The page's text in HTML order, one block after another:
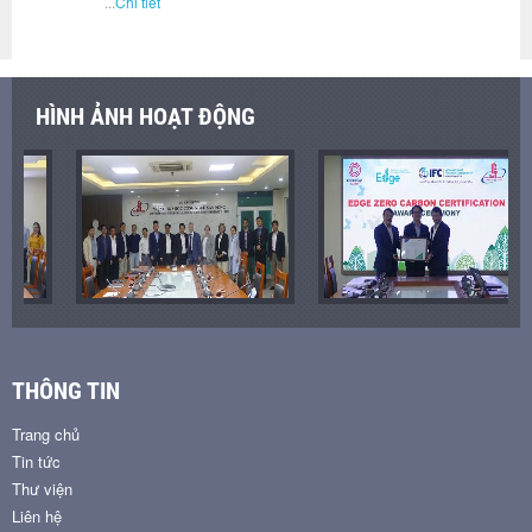
HÌNH ẢNH HOẠT ĐỘNG
THÔNG TIN
Trang chủ
Tin tức
Thư viện
Liên hệ